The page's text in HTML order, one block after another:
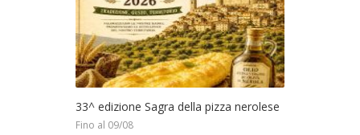
33^ edizione Sagra della pizza nerolese
Fino al 09/08